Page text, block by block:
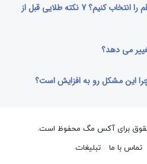
چگونه بهترین سالن زیبایی در قم را انتخاب کنیم؟ 7 نکته طلایی قبل از
می‌ دهد؟
این مشکل رو به افزایش است؟
تماس با ما تبلیغات